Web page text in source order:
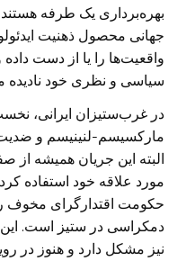
بهره‌برداری یک طرفه
جهانی محصول ذهنیت
واقعیت‌ها را یا از دست داده
سیاسی و نظری خود نادیده
در غرب‌ستیزان ایرانی،
مارکسیسم-لنینیسم و
البته این جریان همیشه
مورد علاقه خود استفاده
حکومت اقتدارگرای مخوف را
دمکراسی در ستیز است. این
نیز مشکل دارد و هنوز در